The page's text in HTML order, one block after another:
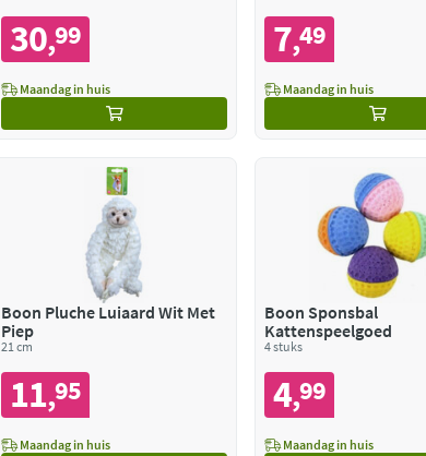
30,99
Maandag in huis
7,49
Maandag in huis
Boon Pluche Luiaard Wit Met
Piep
21 cm
11,95
Maandag in huis
Boon Sponsbal
Kattenspeelgoed
4 stuks
4,99
Maandag in huis